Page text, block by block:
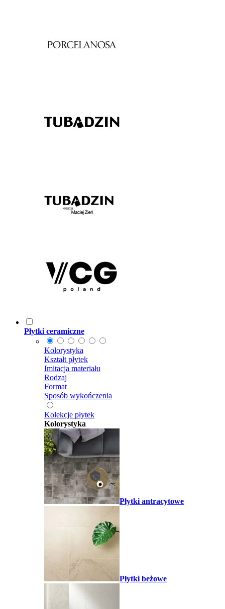
Płytki ceramiczne
Kolorystyka
Kształt płytek
Imitacja materiału
Rodzaj
Format
Sposób wykończenia
Kolekcje płytek
Kolorystyka
Płytki antracytowe
Płytki beżowe